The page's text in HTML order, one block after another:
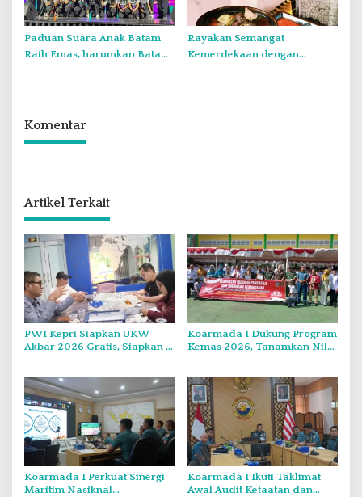
Paduan Suara Anak Batam
Raih Emas, harumkan Batam
Rayakan Semangat
Kemerdekaan dengan
Komentar
Artikel Terkait
PWI Kepri Siapkan UKW
Akbar 2026 Gratis, Siapkan 6
Koarmada I Dukung Program
Kemas 2026, Tanamkan Nilai
Koarmada I Perkuat Sinergi
Maritim Nasiknal
Koarmada I Ikuti Taklimat
Awal Audit Ketaatan dan